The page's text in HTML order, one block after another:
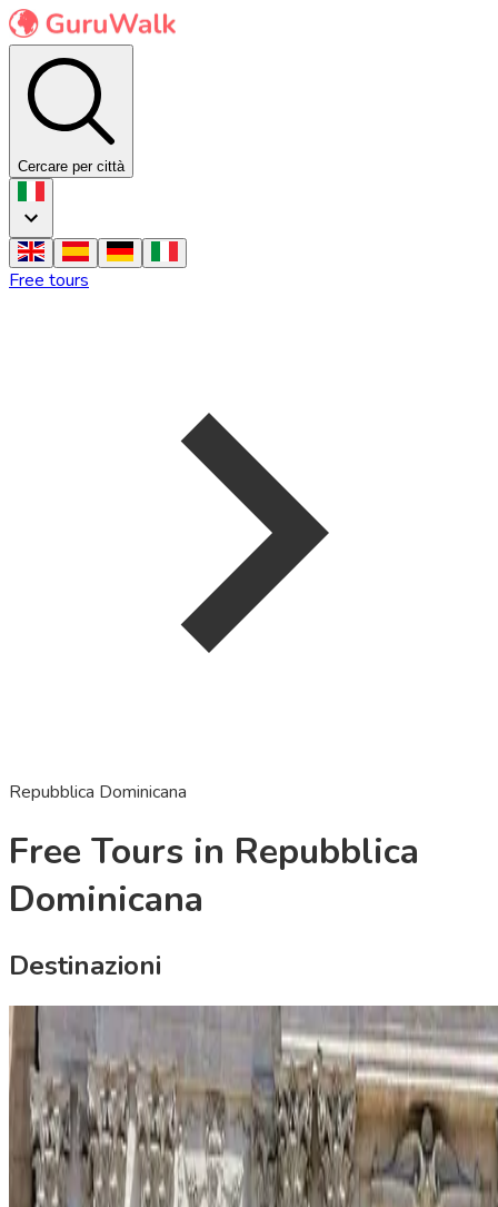
Cercare per città
Free tours
Repubblica Dominicana
Free Tours in Repubblica
Dominicana
Destinazioni